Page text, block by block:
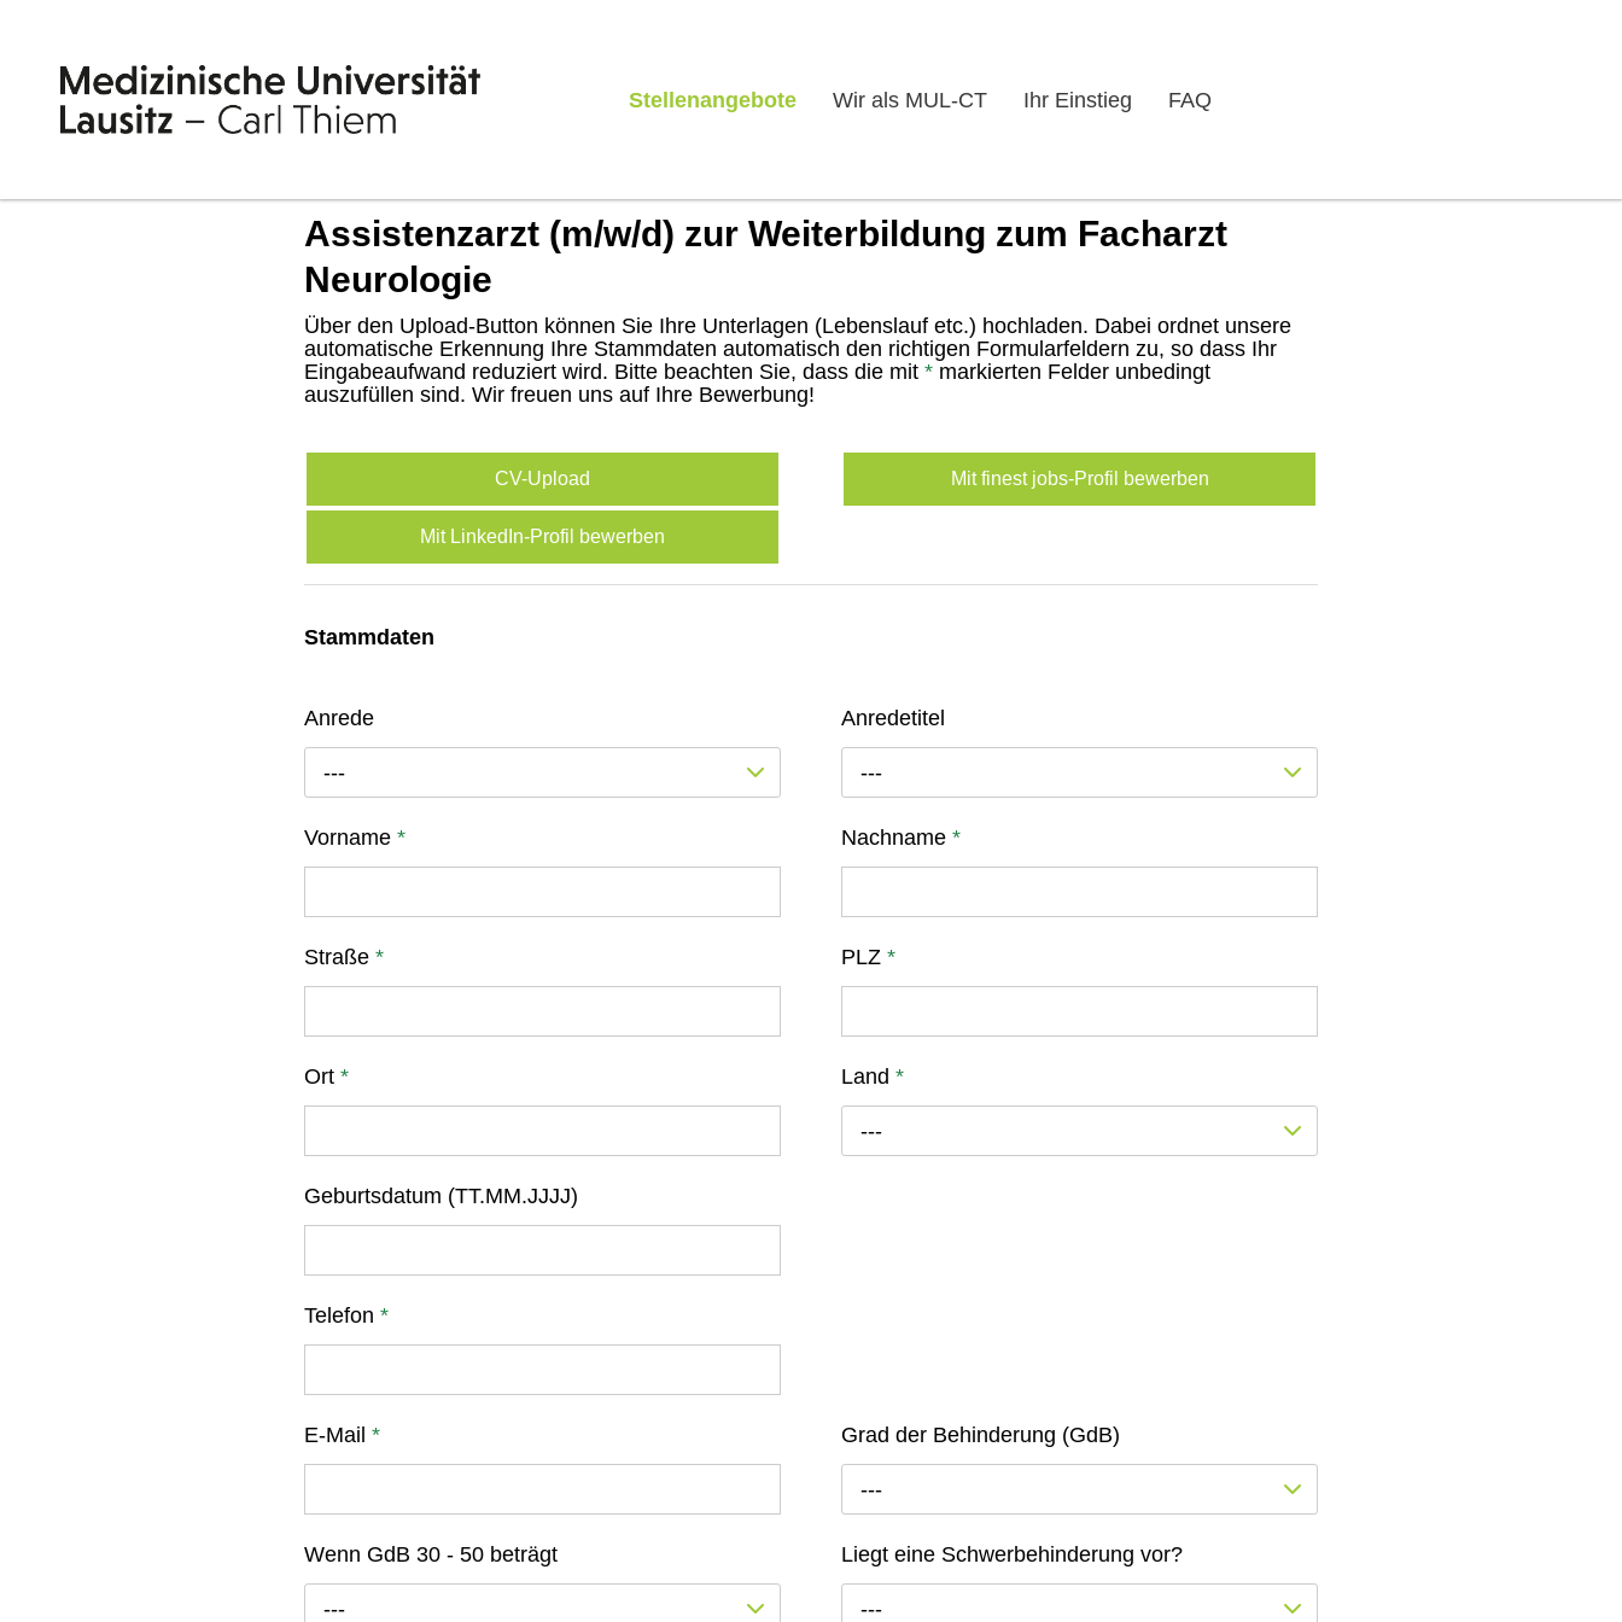
Stellenangebote FAQ
Wir als MUL-CT Ihr Einstieg
Assistenzarzt (m/w/d) zur Weiterbildung zum Facharzt
Neurologie
Über den Upload-Button können Sie Ihre Unterlagen (Lebenslauf etc.) hochladen. Dabei ordnet unsere
automatische Erkennung Ihre Stammdaten automatisch den richtigen Formularfeldern zu, so dass Ihr
Eingabeaufwand reduziert wird. Bitte beachten Sie, dass die mit * markierten Felder unbedingt
auszufüllen sind. Wir freuen uns auf Ihre Bewerbung!
CV-Upload Mit finest jobs-Profil bewerben
Mit LinkedIn-Profil bewerben
Stammdaten
Anrede
---
Anredetitel
---
Vorname * Nachname*
Straße * PLZ*
Ort * Land*
---
Geburtsdatum (TT.MM.JJJJ)
Telefon *
E-Mail * Grad der Behinderung (GdB)
---
Wenn GdB 30 - 50 beträgt
---
Liegt eine Schwerbehinderung vor?
---